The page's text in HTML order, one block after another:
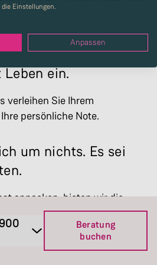
ein.
verleihen Sie Ihrem
persönliche Note.
um nichts. Es sei
anpacken, bieten wir die
Gestalten Sie selbstständig die
nach Ihren Vorstellungen.
Beratung
buchen
Einstellungen.
Anpassen